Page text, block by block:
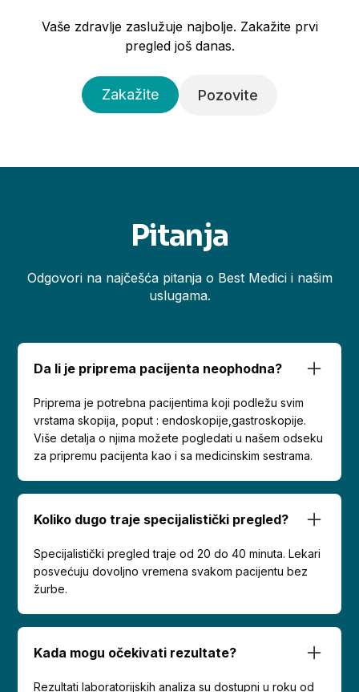
Vaše zdravlje zaslužuje najbolje. Zakažite prvi
pregled još danas.
Zakažite Pozovite
Pitanja
Odgovori na najčešća pitanja o Best Medici i našim
uslugama.
Da li je priprema pacijenta neophodna?
Priprema je potrebna pacijentima koji podležu svim
vrstama skopija, poput : endoskopije,gastroskopije.
Više detalja o njima možete pogledati u našem odseku
za pripremu pacijenta kao i sa medicinskim sestrama.
Koliko dugo traje specijalistički pregled?
Specijalistički pregled traje od 20 do 40 minuta. Lekari
posvećuju dovoljno vremena svakom pacijentu bez
žurbe.
Kada mogu očekivati rezultate?
Rezultati laboratorijskih analiza su dostupni u roku od